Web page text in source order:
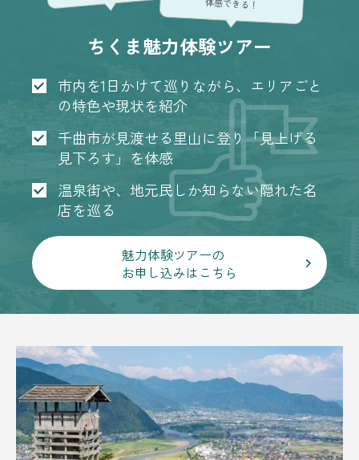
体感できる！
ちくま魅力体験ツアー
市内を1日かけて巡りながら、エリアごと
の特色や現状を紹介
千曲市が見渡せる里山に登り「見上げる
見下ろす」を体感
温泉街や、地元民しか知らない隠れた名
店を巡る
魅力体験ツアーの
お申し込みはこちら